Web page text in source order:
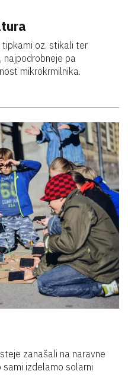
oz. stikali ter
najpodrobneje pa
mikrokrmilnika.
zanašali na naravne
izdelamo solarni